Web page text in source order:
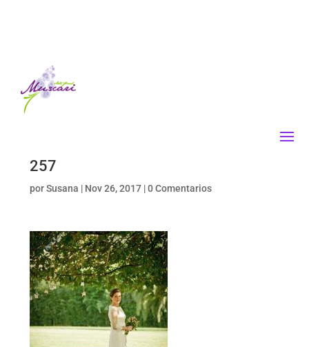
257
porSusana | Nov 26, 2017|0 Comentarios